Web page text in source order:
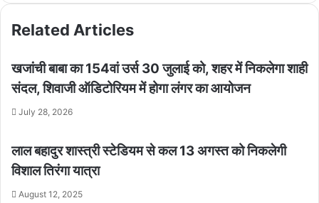
Related Articles
खजांची बाबा का 154वां उर्स 30 जुलाई को, शहर में निकलेगा शाही
संदल, शिवाजी ऑडिटोरियम में होगा लंगर का आयोजन
July 28, 2026
लाल बहादुर शास्त्री स्टेडियम से कल 13 अगस्त को निकलेगी
विशाल तिरंगा यात्रा
August 12, 2025